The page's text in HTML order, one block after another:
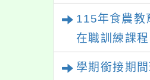
115年食農教
在職訓練課程
學期銜接期